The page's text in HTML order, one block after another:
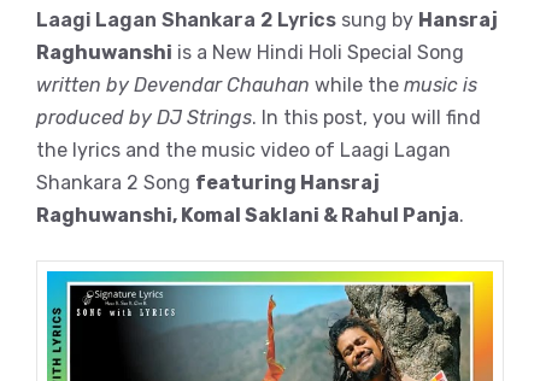
Laagi Lagan Shankara 2 Lyrics sung by Hansraj
Raghuwanshi is a New Hindi Holi Special Song
written by Devendar Chauhan while the music is
produced by DJ Strings. In this post, you will find
the lyrics and the music video of Laagi Lagan
Shankara 2 Song featuring Hansraj
Raghuwanshi, Komal Saklani & Rahul Panja.